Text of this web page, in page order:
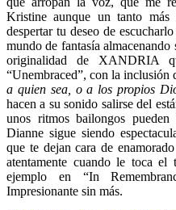
Kristine aunque un tanto
despertar tu deseo de
mundo de fantasía
originalidad de XANDRIA
“Unembraced”, con la inclusión
a quien sea, o a los propios
hacen a su sonido salirse del
unos ritmos bailongos
Dianne sigue siendo
que te dejan cara de
atentamente cuando le toca
ejemplo en “In
Impresionante sin más.